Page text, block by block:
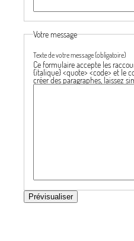
Votre message
Texte de votre message (obligatoire)
Ce formulaire accepte les
{italique} <quote> <code> et le
créer des paragraphes, laissez